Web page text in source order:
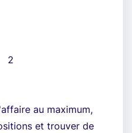
2
au maximum,
et trouver de